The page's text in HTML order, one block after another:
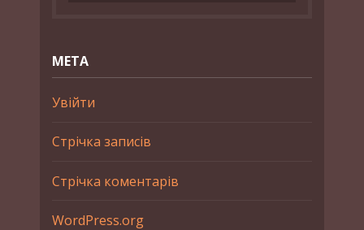
МЕТА
Увійти
Стрічка записів
Стрічка коментарів
WordPress.org